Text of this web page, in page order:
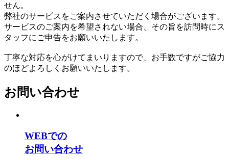
せん。
弊社のサービスをご案内させていただく場合がございます。
サービスのご案内を希望されない場合、その旨を訪問時にス
タッフにご申告をお願いいたします。
丁寧な対応を心がけてまいりますので、お手数ですがご協力
のほどよろしくお願いいたします。
お問い合わせ
WEBでの
お問い合わせ